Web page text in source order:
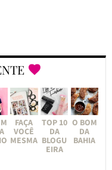
FAÇA
VOCÊ
MESMA
TOP 10
DA
BLOGU
EIRA
O BOM
DA
BAHIA